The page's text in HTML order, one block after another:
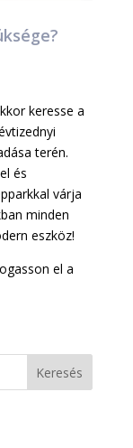
keresse a
terén.
és
várja
minden
eszköz!
el a